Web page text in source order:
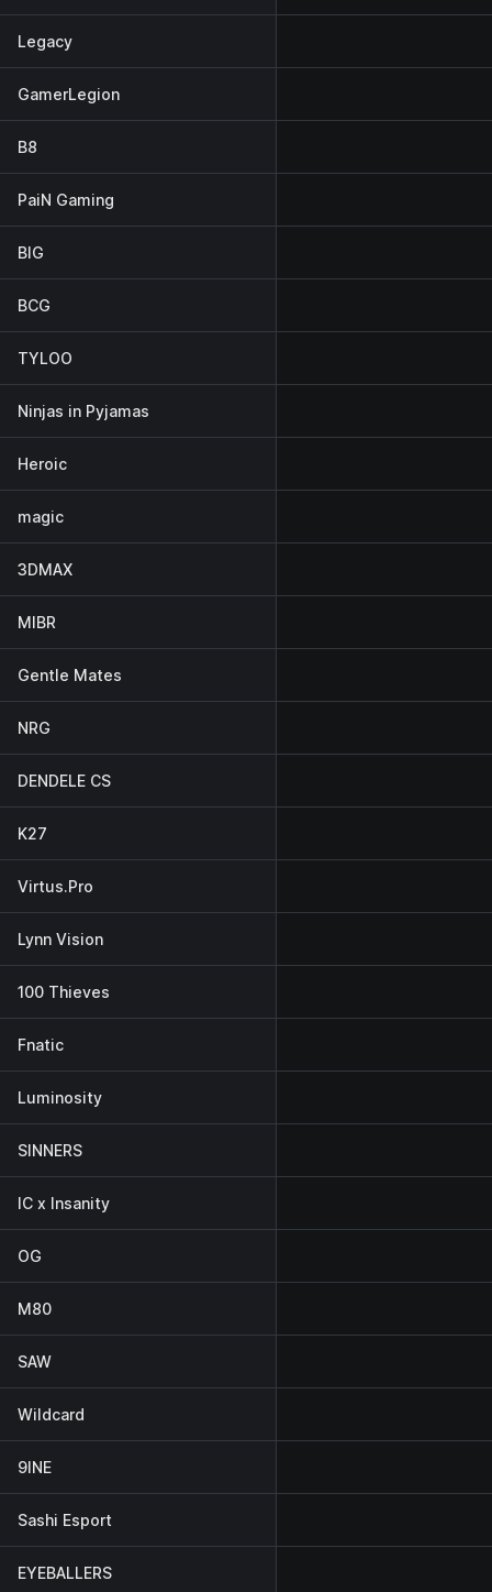
Legacy
GamerLegion
B8
PaiN Gaming
BIG
BCG
TYLOO
Ninjas in Pyjamas
Heroic
magic
3DMAX
MIBR
Gentle Mates
NRG
DENDELE CS
K27
Virtus.Pro
Lynn Vision
100 Thieves
Fnatic
Luminosity
SINNERS
IC x Insanity
OG
M80
SAW
Wildcard
9INE
Sashi Esport
EYEBALLERS